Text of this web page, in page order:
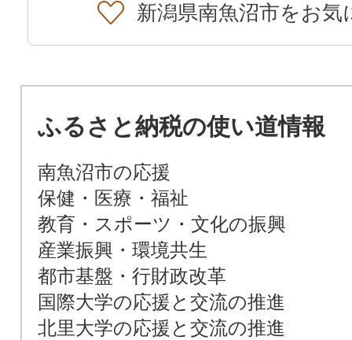
新潟県南魚沼市をお気
ふるさと納税の使い道情報
南魚沼市の応援
保健・医療・福祉
教育・スポーツ・文化の振興
産業振興・環境共生
都市基盤・行財政改革
国際大学の応援と交流の推進
北里大学の応援と交流の推進